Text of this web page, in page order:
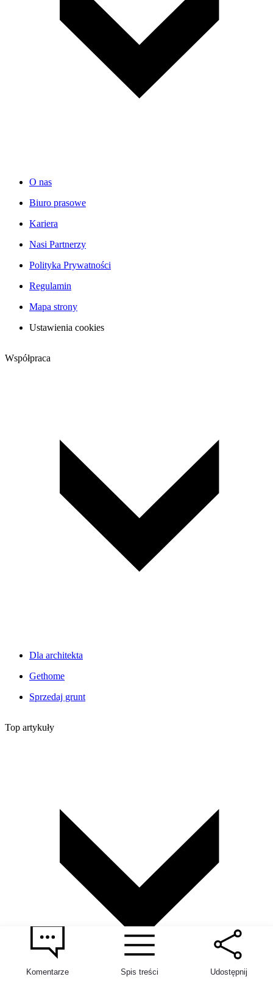
Komentarze Spis treści Udostępnij
O nas
Biuro prasowe
Kariera
Nasi Partnerzy
Polityka Prywatności
Regulamin
Mapa strony
Ustawienia cookies
Współpraca
Dla architekta
Gethome
Sprzedaj grunt
Top artykuły